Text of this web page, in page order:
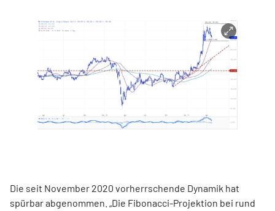
Die seit November 2020 vorherrschende Dynamik hat
spürbar abgenommen. „Die Fibonacci-Projektion bei rund